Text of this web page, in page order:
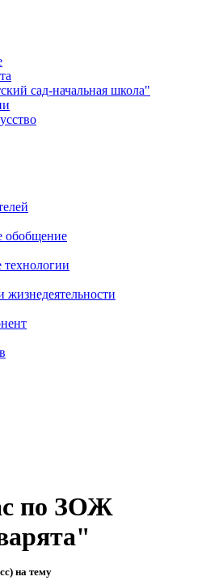
сад-начальная школа"
обобщение
жизнедеятельности
по ЗОЖ
на тему